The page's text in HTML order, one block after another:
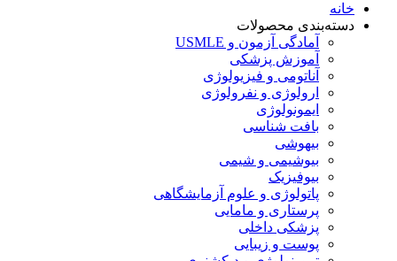
خانه
دسته‌بندی محصولات
آمادگی آزمون و USMLE
آموزش پزشکی
آناتومی و فیزیولوژی
ارولوژی و نفرولوژی
ایمونولوژی
بافت شناسی
بیهوشی
بیوشیمی و شیمی
بیوفیزیک
پاتولوژی و علوم آزمایشگاهی
پرستاری و مامایی
پزشکی داخلی
پوست و زیبایی